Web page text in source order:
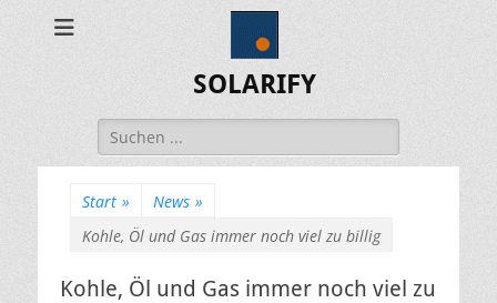
SOLARIFY
Suchen
nach:
Start » News »
Kohle, Öl und Gas immer noch viel zu billig
Kohle, Öl und Gas immer noch viel zu